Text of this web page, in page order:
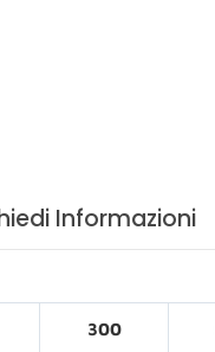
Informazioni
300